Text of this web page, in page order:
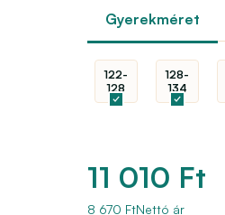
Gyerekméret
122-
128
128-
134
11 010 Ft
8 670 FtNettó ár